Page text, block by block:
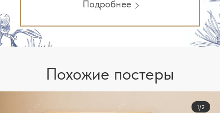
Подробнее
Похожие постеры
1/2